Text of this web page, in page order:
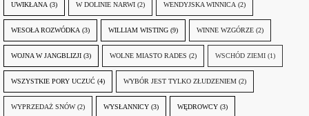
UWIKŁANA (3) W DOLINIE NARWI (2) WENDYJSKA WINNICA (2)
WESOŁA ROZWÓDKA (3) WILLIAM WISTING (9) WINNE WZGÓRZE (2)
WOJNA W JANGBLIZJI (3) WOLNE MIASTO RADES (2) WSCHÓD ZIEMI (1)
WSZYSTKIE PORY UCZUĆ (4) WYBÓR JEST TYLKO ZŁUDZENIEM (2)
WYPRZEDAŻ SNÓW (2) WYSŁANNICY (3) WĘDROWCY (3)